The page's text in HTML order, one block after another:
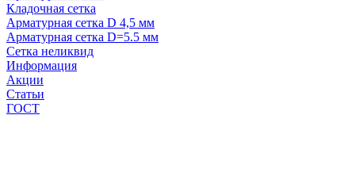
Кладочная сетка
Арматурная сетка D 4,5 мм
Арматурная сетка D=5.5 мм
Сетка неликвид
Информация
Акции
Статьи
ГОСТ